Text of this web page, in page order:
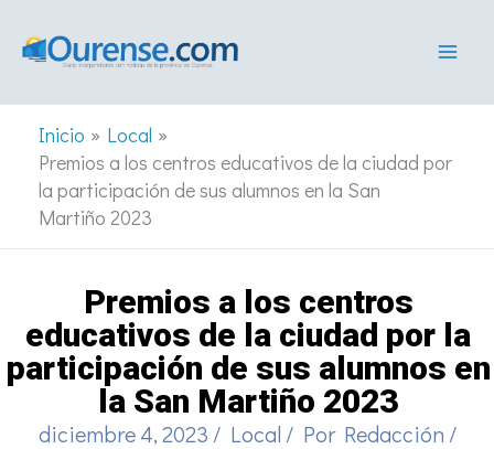
Inicio
Local
Premios a los centros educativos de la ciudad por
la participación de sus alumnos en la San
Martiño 2023
Premios a los centros
educativos de la ciudad por la
participación de sus alumnos en
la San Martiño 2023
diciembre 4, 2023 / Local / Por Redacción /